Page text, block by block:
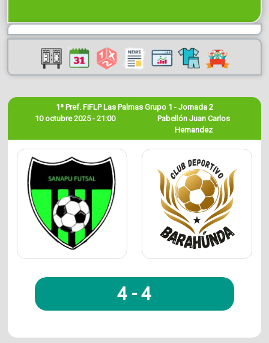
10 octubre 2025 - 21:00
1ª Pref. FIFLP Las Palmas Grupo 1 - Jornada 2
Pabellón Juan Carlos
Hernandez
4 -4